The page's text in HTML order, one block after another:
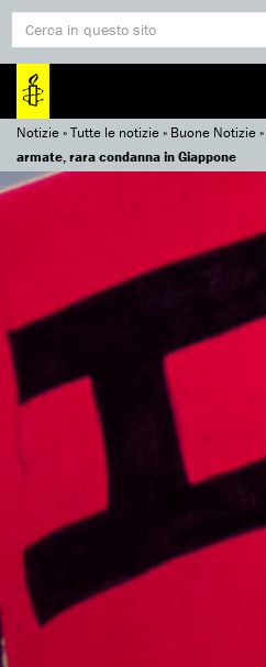
Notizie»Tutte le notizie» Buone Notizie»
armate, rara condanna in Giappone